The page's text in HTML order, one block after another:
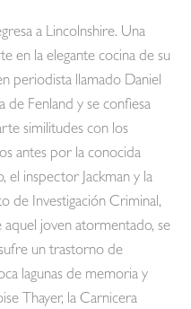
a Lincolnshire. Una
en la elegante cocina de su
periodista llamado Daniel
de Fenland y se confiesa
similitudes con los
antes por la conocida
el inspector Jackman y la
de Investigación Criminal,
aquel joven atormentado, se
un trastorno de
lagunas de memoria y
Thayer, la Carnicera